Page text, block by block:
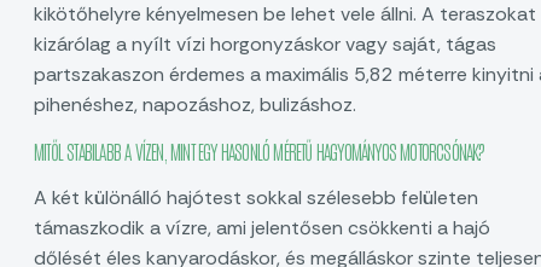
kikötőhelyre kényelmesen be lehet vele állni. A teraszokat
kizárólag a nyílt vízi horgonyzáskor vagy saját, tágas
partszakaszon érdemes a maximális 5,82 méterre kinyitni
pihenéshez, napozáshoz, bulizáshoz.
MITŐL STABILABB A VÍZEN, MINT EGY HASONLÓ MÉRETŰ HAGYOMÁNYOS MOTORCSÓNAK?
A két különálló hajótest sokkal szélesebb felületen
támaszkodik a vízre, ami jelentősen csökkenti a hajó
dőlését éles kanyarodáskor, és megálláskor szinte